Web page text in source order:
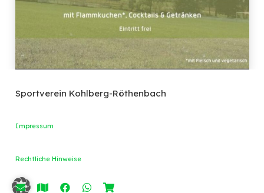
Sportverein Kohlberg-Röthenbach
Impressum
Rechtliche Hinweise